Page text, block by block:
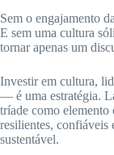
Sem o engajamento
E sem uma cultura
tornar apenas um
Investir em cultura,
— é uma estratégia.
tríade como elemento
resilientes, confiáveis
sustentável.